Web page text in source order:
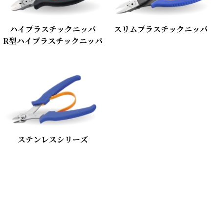
ハイプラスチックニッパ
R型ハイプラスチックニッパ
スリムプラスチックニッパ
ステンレスシリーズ